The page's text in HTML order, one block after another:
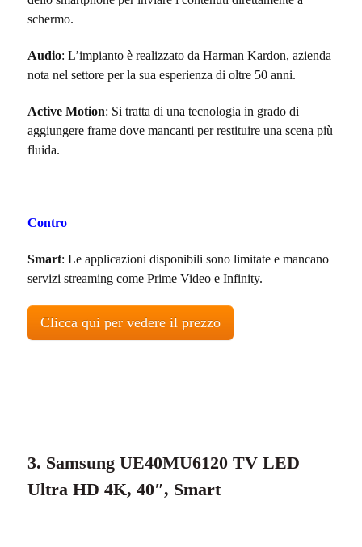
schermo.
Audio: L’impianto è realizzato da Harman Kardon, azienda
nota nel settore per la sua esperienza di oltre 50 anni.
Active Motion: Si tratta di una tecnologia in grado di
aggiungere frame dove mancanti per restituire una scena più
fluida.
Contro
Smart: Le applicazioni disponibili sono limitate e mancano
servizi streaming come Prime Video e Infinity.
Clicca qui per vedere il prezzo
3. Samsung UE40MU6120 TV LED
Ultra HD 4K, 40″, Smart